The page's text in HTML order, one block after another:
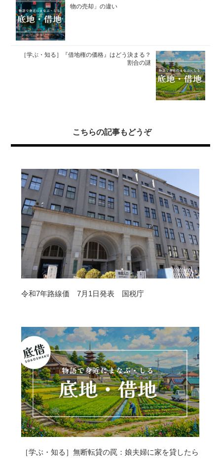
物の売却」の違い
［学ぶ・知る］『借地権の価格』はどう決まる？
割合の謎
こちらの記事もどうぞ
令和7年路線価 7月1日発表 国税庁
［学ぶ・知る］無断転貸の罠：娘夫婦に家を貸したら